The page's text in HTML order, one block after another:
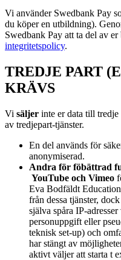
Vi använder Swedbank Pay
du köper en utbildning).
Swedbank Pay att ta del av
integritetspolicy.
TREDJE PART
KRÄVS
Vi säljer inte er data till
av tredjepart-tjänster.
En del används för
anonymiserad.
Andra för föbättrad
YouTube och Vimeo
Eva Bodfäldt
från dessa tjänster,
själva spåra IP-
personuppgift eller
teknisk set-up) och
har stängt av
aktivt väljer att starta t